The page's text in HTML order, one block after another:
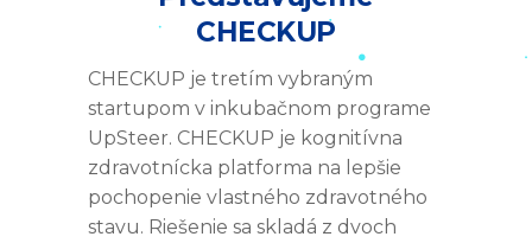
CHECKUP
CHECKUP je tretím vybraným
startupom v inkubačnom programe
UpSteer. CHECKUP je kognitívna
zdravotnícka platforma na lepšie
pochopenie vlastného zdravotného
stavu. Riešenie sa skladá z dvoch